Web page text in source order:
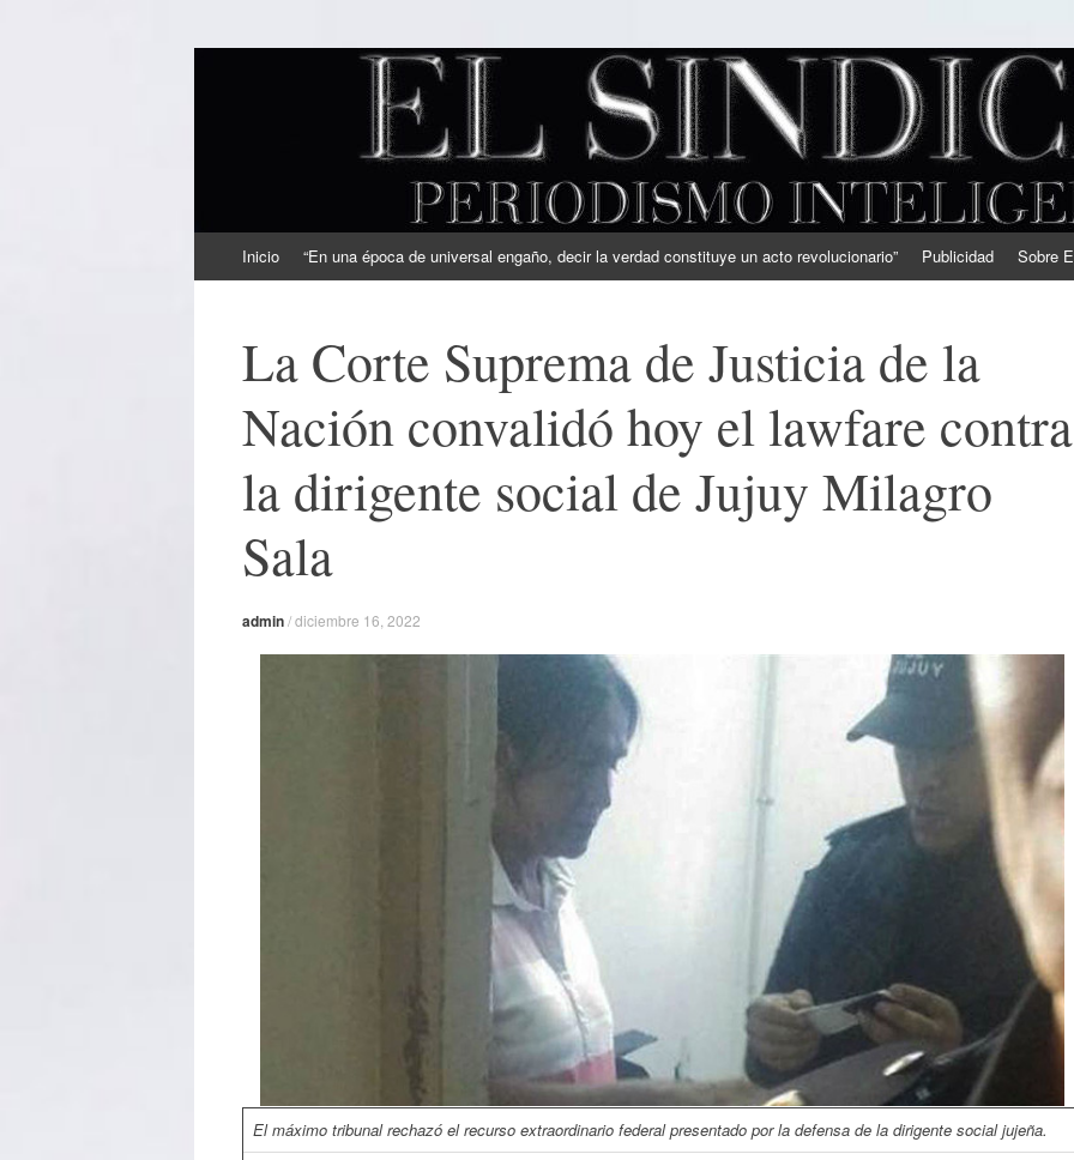
EL SINDICAL
Periodismo Inteligente
al
Inicio “En una época de universal engaño, decir la verdad constituye un acto revolucionario” Publicidad Sobre
La Corte Suprema de Justicia de la
Nación convalidó hoy el lawfare contra
la dirigente social de Jujuy Milagro
Sala
admin/diciembre 16, 2022
El máximo tribunal rechazó el recurso extraordinario federal presentado por la defensa de la dirigente social jujeña.